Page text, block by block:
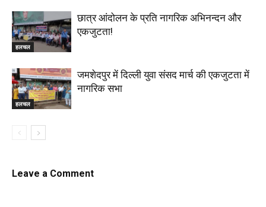
हलचल
छात्र आंदोलन के प्रति नागरिक अभिनन्दन और
एकजुटता!
हलचल
जमशेदपुर में दिल्ली युवा संसद मार्च की एकजुटता में
नागरिक सभा
Leave a Comment